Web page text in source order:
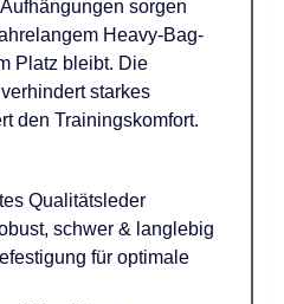
sorgen
Heavy-Bag-
Platz bleibt. Die
starkes
den Trainingskomfort.
Qualitätsleder
schwer & langlebig
für optimale